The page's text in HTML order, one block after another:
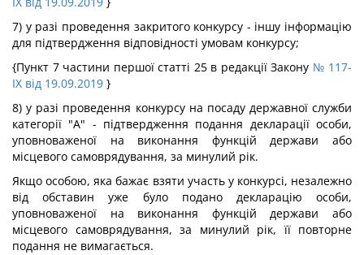
7) у разі проведення закритого конкурсу - іншу інформацію
для підтвердження відповідності умовам конкурсу;
{Пункт 7 частини першої статті 25 в редакції Закону № 117-
IX від 19.09.2019 }
8) у разі проведення конкурсу на посаду державної служби
категорії "А" - підтвердження подання декларації особи,
уповноваженої на виконання функцій держави або
місцевого самоврядування, за минулий рік.
Якщо особою, яка бажає взяти участь у конкурсі, незалежно
від обставин уже було подано декларацію особи,
уповноваженої на виконання функцій держави або
місцевого самоврядування, за минулий рік, її повторне
подання не вимагається.